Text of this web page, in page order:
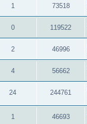
1 73518
0 119522
2 46996
4 56662
24 244761
1 46693